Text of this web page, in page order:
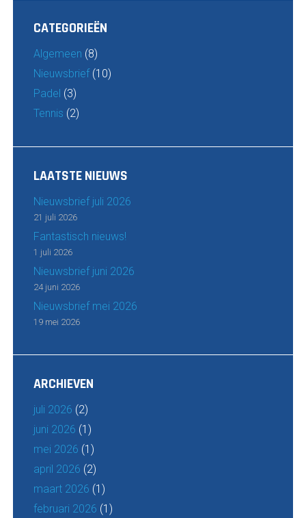
CATEGORIEËN
Algemeen (8)
Nieuwsbrief(10)
Padel (3)
Tennis (2)
LAATSTE NIEUWS
Nieuwsbrief juli 2026
21 juli 2026
Fantastisch nieuws!
1 juli 2026
Nieuwsbrief juni 2026
24 juni 2026
Nieuwsbrief mei 2026
19 mei 2026
ARCHIEVEN
juli 2026 (2)
juni 2026 (1)
mei 2026 (1)
april 2026 (2)
maart 2026 (1)
februari 2026 (1)